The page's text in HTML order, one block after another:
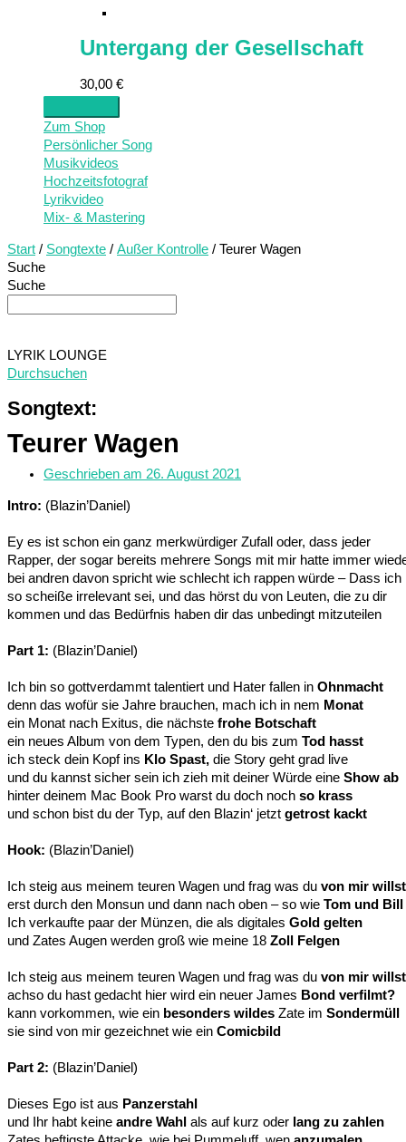
Untergang der Gesellschaft
30,00 €
Zum Shop
Persönlicher Song
Musikvideos
Hochzeitsfotograf
Lyrikvideo
Mix- & Mastering
Start / Songtexte / Außer Kontrolle / Teurer Wagen
Suche
Suche
LYRIK LOUNGE
Durchsuchen
Songtext:
Teurer Wagen
Geschrieben am 26. August 2021
Intro: (Blazin’Daniel)
Ey es ist schon ein ganz merkwürdiger Zufall oder, dass jeder
Rapper, der sogar bereits mehrere Songs mit mir hatte immer
bei andren davon spricht wie schlecht ich rappen würde – Dass ich
so scheiße irrelevant sei, und das hörst du von Leuten, die zu dir
kommen und das Bedürfnis haben dir das unbedingt mitzuteilen
Part 1: (Blazin’Daniel)
Ich bin so gottverdammt talentiert und Hater fallen in Ohnmacht
denn das wofür sie Jahre brauchen, mach ich in nem Monat
ein Monat nach Exitus, die nächste frohe Botschaft
ein neues Album von dem Typen, den du bis zum Tod hasst
ich steck dein Kopf ins Klo Spast, die Story geht grad live
und du kannst sicher sein ich zieh mit deiner Würde eine Show ab
hinter deinem Mac Book Pro warst du doch noch so krass
und schon bist du der Typ, auf den Blazin‘ jetzt getrost kackt
Hook: (Blazin’Daniel)
Ich steig aus meinem teuren Wagen und frag was du von mir willst
erst durch den Monsun und dann nach oben – so wie Tom und Bill
Ich verkaufte paar der Münzen, die als digitales Gold gelten
und Zates Augen werden groß wie meine 18 Zoll Felgen
Ich steig aus meinem teuren Wagen und frag was du von mir willst
achso du hast gedacht hier wird ein neuer James Bond verfilmt?
kann vorkommen, wie ein besonders wildes Zate im Sondermüll
sie sind von mir gezeichnet wie ein Comicbild
Part 2: (Blazin’Daniel)
Dieses Ego ist aus Panzerstahl
und Ihr habt keine andre Wahl als auf kurz oder lang zu zahlen